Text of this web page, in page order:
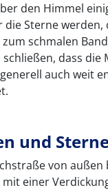
den Himmel
die Sterne
schmalen
dass die
auch weit
und
von
einer